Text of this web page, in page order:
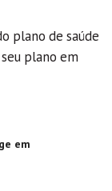
plano de saúde
plano em
em